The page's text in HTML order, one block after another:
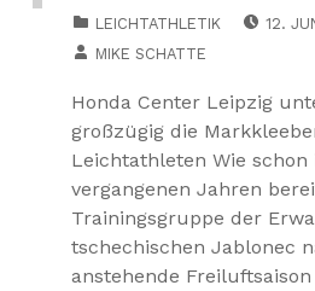
LEICHTATHLETIK
12.
MIKE SCHATTE
Honda Center Leipzig
großzügig die
Leichtathleten Wie schon
vergangenen Jahren
Trainingsgruppe der
tschechischen Jablonec
anstehende